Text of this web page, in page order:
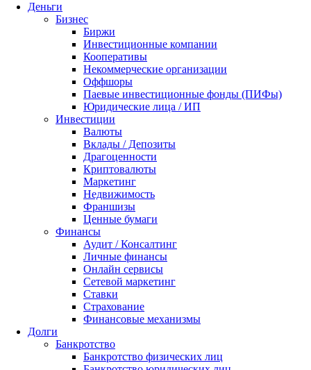
Деньги
Бизнес
Биржи
Инвестиционные компании
Кооперативы
Некоммерческие организации
Оффшоры
Паевые инвестиционные фонды (ПИФы)
Юридические лица / ИП
Инвестиции
Валюты
Вклады / Депозиты
Драгоценности
Криптовалюты
Маркетинг
Недвижимость
Франшизы
Ценные бумаги
Финансы
Аудит / Консалтинг
Личные финансы
Онлайн сервисы
Сетевой маркетинг
Ставки
Страхование
Финансовые механизмы
Долги
Банкротство
Банкротство физических лиц